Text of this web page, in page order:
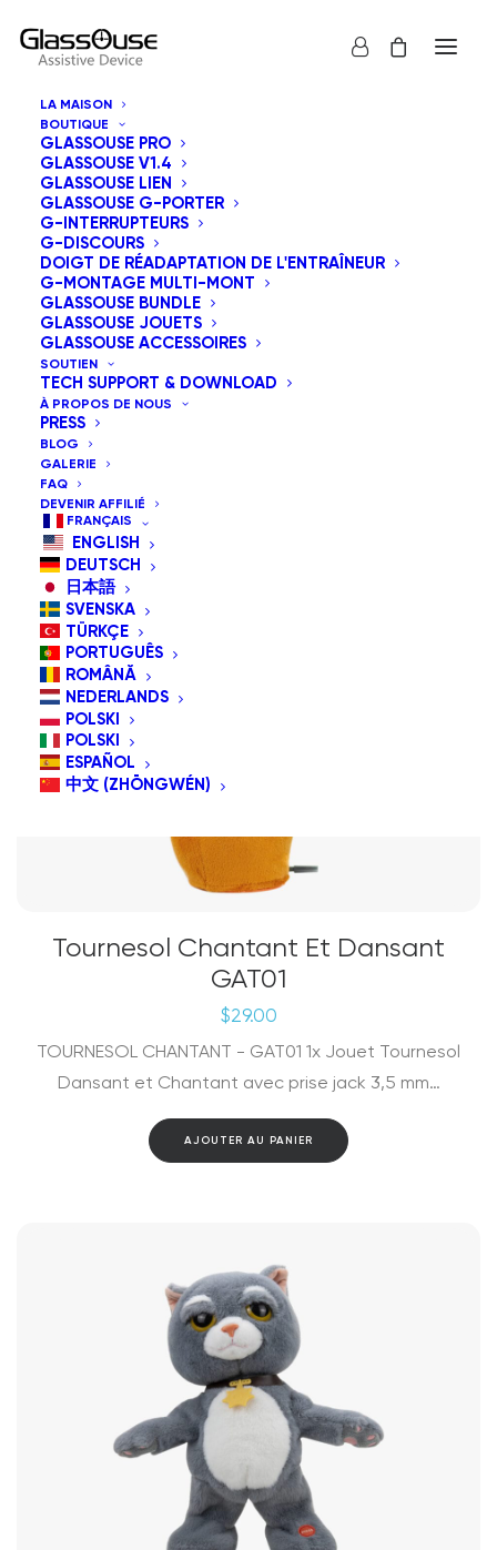
LA MAISON
BOUTIQUE
GLASSOUSE PRO
GLASSOUSE V1.4
GLASSOUSE LIEN
GLASSOUSE G-PORTER
G-INTERRUPTEURS
G-DISCOURS
DOIGT DE RÉADAPTATION DE L'ENTRAÎNEUR
G-MONTAGE MULTI-MONT
GLASSOUSE BUNDLE
GLASSOUSE JOUETS
GLASSOUSE ACCESSOIRES
SOUTIEN
TECH SUPPORT & DOWNLOAD
À PROPOS DE NOUS
PRESS
BLOG
GALERIE
FAQ
DEVENIR AFFILIÉ
FRANÇAIS
ENGLISH
DEUTSCH
日本語
SVENSKA
TÜRKÇE
PORTUGUÊS
ROMÂNĂ
NEDERLANDS
POLSKI
POLSKI
ESPAÑOL
中文 (ZHŌNGWÉN)
Tous GlassOuse Jouets
Tri du plus récent au plus ancien
Tri par défaut
Tri par popularité
Tri par tarif décroissant
Tournesol Chantant Et Dansant
GAT01
$29.00
TOURNESOL CHANTANT - GAT01 1x Jouet Tournesol
Dansant et Chantant avec prise jack 3,5 mm…
AJOUTER AU PANIER